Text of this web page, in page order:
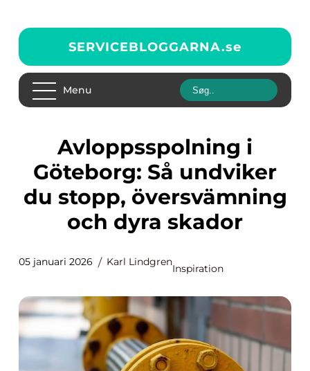
SERVICEBLOGGARNA.se
Menu
Avloppsspolning i
Göteborg: Så undviker
du stopp, översvämning
och dyra skador
05 januari 2026 Karl Lindgren
Inspiration